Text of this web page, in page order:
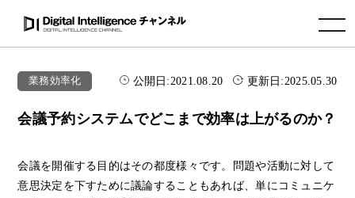
toggle navigation
業務効率化 公開日:2021.08.20 更新日:2025.05.30
会議予約システムでどこまで効率は上がるのか？
会議を開催する目的はその都度様々です。問題や活動に対して
意思決定を下すために議論することもあれば、単にコミュニケ